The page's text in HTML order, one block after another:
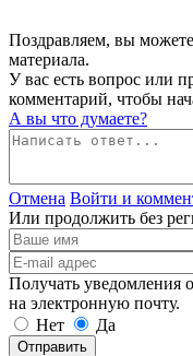
Поздравляем, вы
материала.
У вас есть вопрос или
комментарий, чтобы
А вы что думаете?
Отмена Войти и
Или продолжить без
Получать уведомления
на электронную почту.
Нет
Да
Отправить